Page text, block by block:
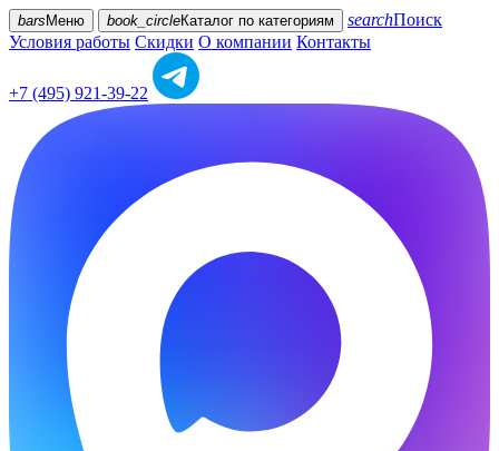
bars Меню book_circleКаталог по категориям searchПоиск
Условия работы Скидки О компании Контакты
+7 (495) 921-39-22